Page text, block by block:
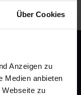
Über Cookies
Anzeigen zu
Medien anbieten
zu